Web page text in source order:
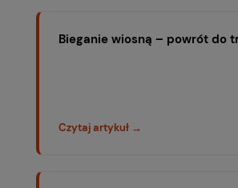
Bieganie wiosną – powrót do
Czytaj artykuł →